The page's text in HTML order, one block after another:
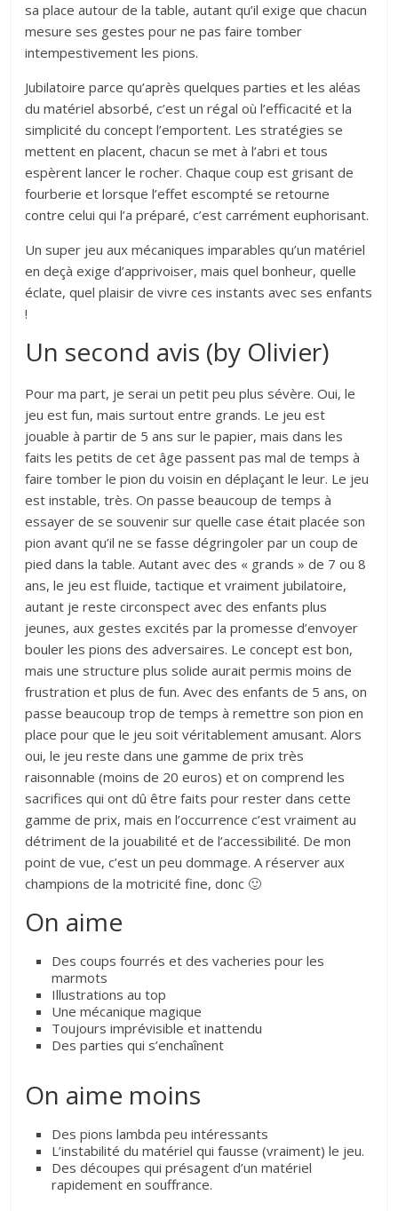
sa place autour de la table, autant qu’il exige que chacun
mesure ses gestes pour ne pas faire tomber
intempestivement les pions.
Jubilatoire parce qu’après quelques parties et les aléas
du matériel absorbé, c’est un régal où l’efficacité et la
simplicité du concept l’emportent. Les stratégies se
mettent en placent, chacun se met à l’abri et tous
espèrent lancer le rocher. Chaque coup est grisant de
fourberie et lorsque l’effet escompté se retourne
contre celui qui l’a préparé, c’est carrément euphorisant.
Un super jeu aux mécaniques imparables qu’un matériel
en deçà exige d’apprivoiser, mais quel bonheur, quelle
éclate, quel plaisir de vivre ces instants avec ses enfants
!
Un second avis (by Olivier)
Pour ma part, je serai un petit peu plus sévère. Oui, le
jeu est fun, mais surtout entre grands. Le jeu est
jouable à partir de 5 ans sur le papier, mais dans les
faits les petits de cet âge passent pas mal de temps à
faire tomber le pion du voisin en déplaçant le leur. Le jeu
est instable, très. On passe beaucoup de temps à
essayer de se souvenir sur quelle case était placée son
pion avant qu’il ne se fasse dégringoler par un coup de
pied dans la table. Autant avec des « grands » de 7 ou 8
ans, le jeu est fluide, tactique et vraiment jubilatoire,
autant je reste circonspect avec des enfants plus
jeunes, aux gestes excités par la promesse d’envoyer
bouler les pions des adversaires. Le concept est bon,
mais une structure plus solide aurait permis moins de
frustration et plus de fun. Avec des enfants de 5 ans, on
passe beaucoup trop de temps à remettre son pion en
place pour que le jeu soit véritablement amusant. Alors
oui, le jeu reste dans une gamme de prix très
raisonnable (moins de 20 euros) et on comprend les
sacrifices qui ont dû être faits pour rester dans cette
gamme de prix, mais en l’occurrence c’est vraiment au
détriment de la jouabilité et de l’accessibilité. De mon
point de vue, c’est un peu dommage. A réserver aux
champions de la motricité fine, donc 🙂
On aime
Des coups fourrés et des vacheries pour les
marmots
Illustrations au top
Une mécanique magique
Toujours imprévisible et inattendu
Des parties qui s’enchaînent
On aime moins
Des pions lambda peu intéressants
L’instabilité du matériel qui fausse (vraiment) le jeu.
Des découpes qui présagent d’un matériel
rapidement en souffrance.